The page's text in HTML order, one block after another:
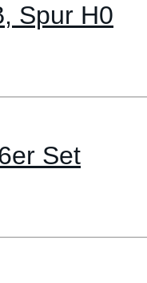
Spur H0
Set